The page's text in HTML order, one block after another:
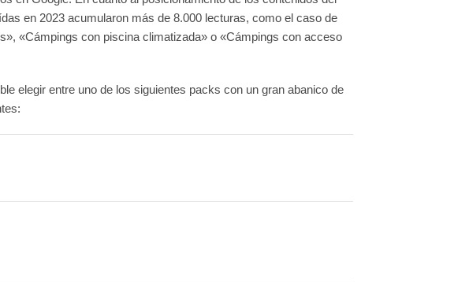
en 2023 acumularon más de 8.000 lecturas, como el caso de
«Cámpings con piscina climatizada» o «Cámpings con acceso
elegir entre uno de los siguientes packs con un gran abanico de